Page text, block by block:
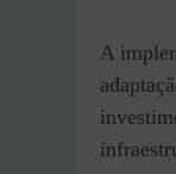
A